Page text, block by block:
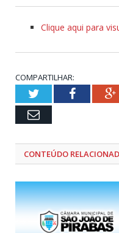
Clique aqui para
COMPARTILHAR:
TwitterFacebook
Email
CONTEÚDO